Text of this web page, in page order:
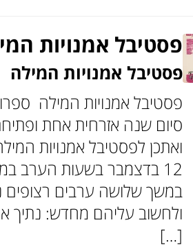
פסטיבל אמנויות
פסטיבל אמנויות המילה
פסטיבל אמנויות המילה
סיום שנה אזרחית אחת
12 בדצמבר בשעות הערב
במשך שלושה ערבים
ולחשוב עליהם מחדש: נתיך
[…]